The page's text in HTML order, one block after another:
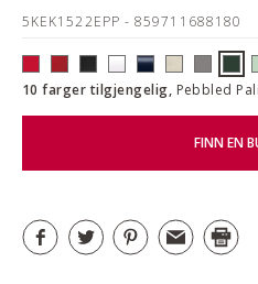
5KEK1522EPP - 859711688180
10 farger tilgjengelig, Pebbled
FINN EN